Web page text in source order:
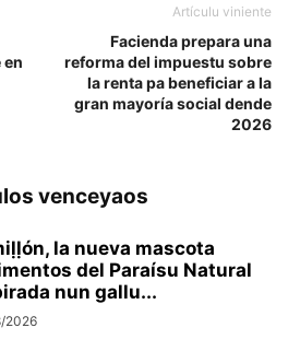
en
Artículu viniente
Facienda prepara una
reforma del impuestu sobre
la renta pa beneficiar a la
gran mayoría social dende
2026
venceyaos
la nueva mascota
del Paraísu Natural
nun gallu...
2026